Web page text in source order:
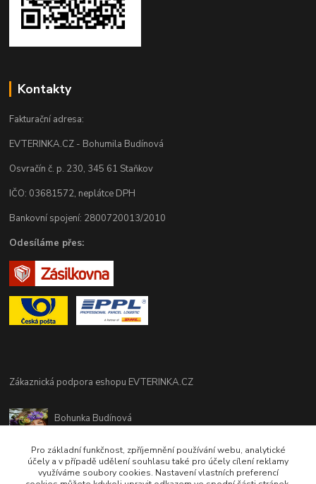
Kontakty
Fakturační adresa:
EVTERINKA.CZ - Bohumila Budínová
Osvračín č. p. 230, 345 61 Staňkov
IČO: 03681572, neplátce DPH
Bankovní spojení: 2800720013/2010
Odesíláme přes:
Zákaznická podpora eshopu EVTERINKA.CZ
Bohunka Budínová
(Po-Pá - 9:00-17:00hod, So 8:00-12:00hod)
obchod@evterinka.cz
Pro základní funkčnost, zpříjemnění používání webu, analytické
účely a v případě udělení souhlasu také pro účely cílení reklamy
využíváme soubory cookies. Nastavení vlastních preferencí